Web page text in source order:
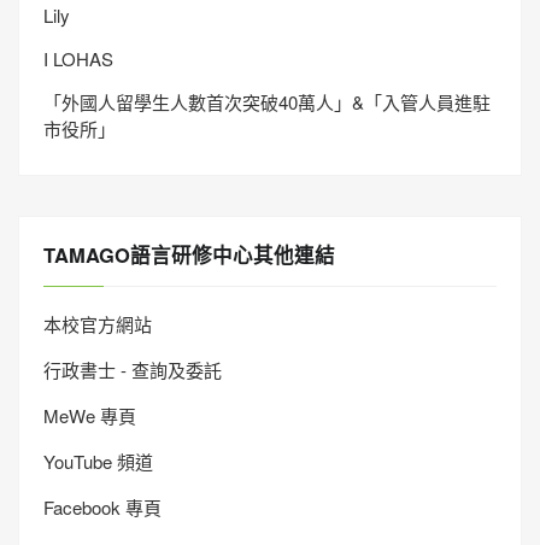
Lily
I LOHAS
「外國人留學生人數首次突破40萬人」&「入管人員進駐
市役所」
TAMAGO語言研修中心其他連結
本校官方網站
行政書士 - 查詢及委託
MeWe 專頁
YouTube 頻道
Facebook 專頁